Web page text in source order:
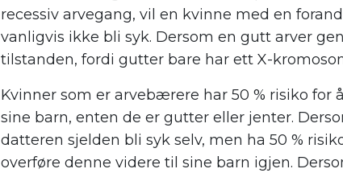
recessiv arvegang, vil en kvinne med en
vanligvis ikke bli syk. Dersom en gutt arver
tilstanden, fordi gutter bare har ett X-
Kvinner som er arvebærere har 50 % risiko for
sine barn, enten de er gutter eller jenter.
datteren sjelden bli syk selv, men ha 50 %
overføre denne videre til sine barn igjen.